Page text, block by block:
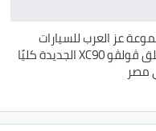
عز العرب للسيارات
تطلق ڤولڤو XC90 الجديدة كليًا
مصر